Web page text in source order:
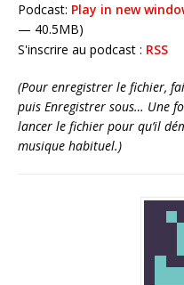
Podcast: Play in new
— 40.5MB)
S'inscrire au podcast : RSS
(Pour enregistrer le fichier,
puis Enregistrer sous… Une
lancer le fichier pour qu’il
musique habituel.)